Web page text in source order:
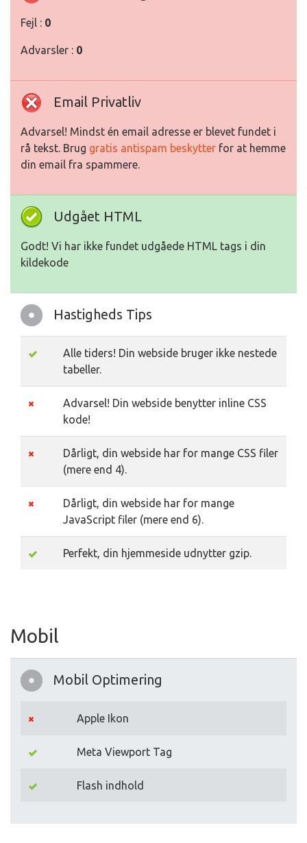
Fejl : 0
Advarsler : 0
Email Privatliv
Advarsel! Mindst én email adresse er blevet fundet i
rå tekst. Brug gratis antispam beskytter for at hemme
din email fra spammere.
Udgået HTML
Godt! Vi har ikke fundet udgåede HTML tags i din
kildekode
Hastigheds Tips
Alle tiders! Din webside bruger ikke nestede
tabeller.
Advarsel! Din webside benytter inline CSS
kode!
Dårligt, din webside har for mange CSS filer
(mere end 4).
Dårligt, din webside har for mange
JavaScript filer (mere end 6).
Perfekt, din hjemmeside udnytter gzip.
Mobil
Mobil Optimering
Apple Ikon
Meta Viewport Tag
Flash indhold